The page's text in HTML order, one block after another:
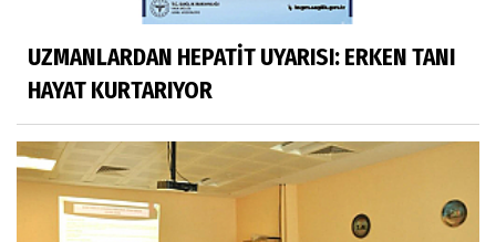
UZMANLARDAN HEPATİT UYARISI: ERKEN TANI
HAYAT KURTARIYOR